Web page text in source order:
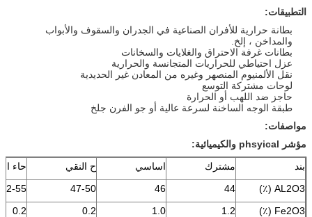
التطبيقات:
بطانة حرارية للأفران الصناعية في الجدران والسقوف والأبواب
والمداخن ، إلخ.
بطانات غرفة الاحتراق والغلايات والسخانات
عزل احتياطي للحراريات المتجانسة والحرارية
نقل الألمنيوم المنصهر وغيره من المعادن غير الحديدية
لوحات مشتركة التوسع
حاجز ضد اللهب أو الحرارة
طبقة الوجه الساخنة لسرعة عالية أو جو الفرن جلخ
مواصفات:
مؤشر phsyical والكيميائية:
بند
مشترك اساسي ح النقي
حاء
AL2O3 (٪)
44
46
47-50
52-55
Fe2O3 (٪)
1.2
1.0
0.2
0.2